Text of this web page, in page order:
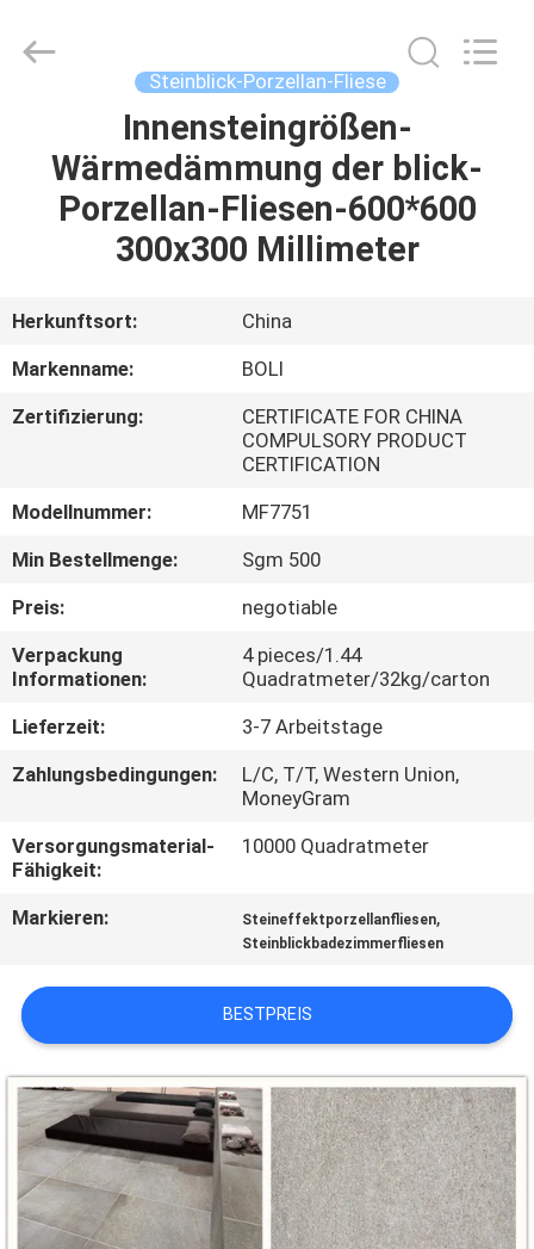
HAUSE
PRODUKTE
VIDEOS
UNS
WERKSBESICHTIGUNG
QUALITÄTSKONTROLLE
KONTAKT
UNS
EIN
ANGEBOT
SITEMAP
DATENSCHUTZRICHTLINIE
CERAMICS
CO.,LTD..
Steinblick-Porzellan-Fliese
Innensteingrößen-
Wärmedämmung der blick-
Porzellan-Fliesen-600*600
300x300 Millimeter
Herkunftsort:
China
Markenname:
BOLI
Zertifizierung:
CERTIFICATE FOR CHINA
COMPULSORY PRODUCT
CERTIFICATION
Modellnummer:
MF7751
Min Bestellmenge:
Sgm 500
Preis:
negotiable
Verpackung
Informationen:
4 pieces/1.44
Quadratmeter/32kg/carton
Lieferzeit:
3-7 Arbeitstage
Zahlungsbedingungen:
L/C, T/T, Western Union,
MoneyGram
Versorgungsmaterial-
Fähigkeit:
10000 Quadratmeter
Markieren: Steineffektporzellanfliesen,
Steinblickbadezimmerfliesen
BESTPREIS